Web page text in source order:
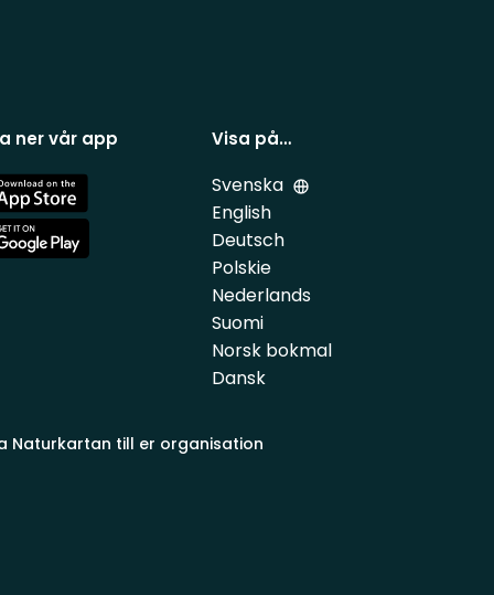
ner vår app Visa på…
Svenska
English
Deutsch
Polskie
Nederlands
Suomi
Norsk bokmal
Dansk
Naturkartan till er organisation